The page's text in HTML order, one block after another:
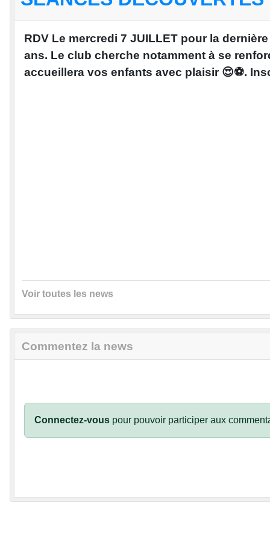
RDV Le mercredi 7 JUILLET pour la
ans. Le club cherche notamment à se
accueillera vos enfants avec plaisir 😍⚽️.
Voir toutes les news
Commentez la news
Connectez-vous pour pouvoir participer aux